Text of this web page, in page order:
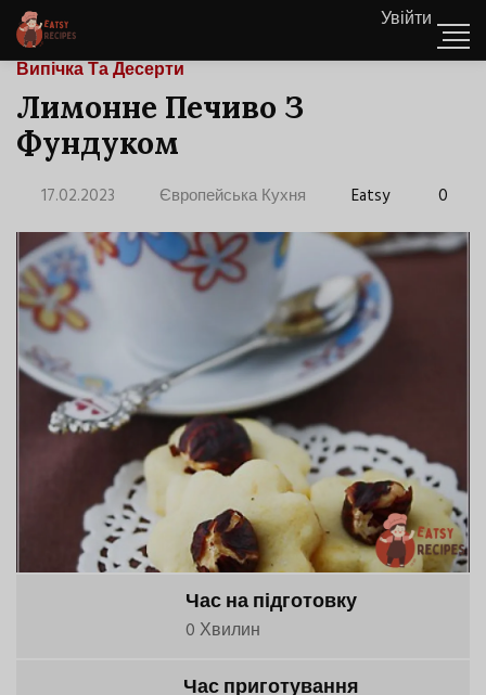
Увійти
Випічка Та Десерти
Лимонне Печиво З
Фундуком
17.02.2023 Європейська Кухня Eatsy 0
Час на підготовку
0 Хвилин
Час приготування